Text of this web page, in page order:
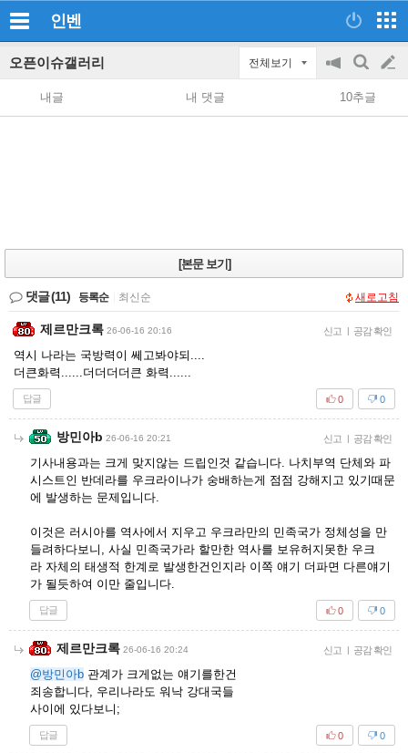
인벤
오픈이슈갤러리 전체보기
공
지
on/off
검
색
글
쓰
내글 내 댓글 10추글
[본문 보기]
댓글(11) 등록순 최신순 새로고침
제르만크록 26-06-16 20:16 신고 | 공감 확인
역시 나라는 국방력이 쎄고봐야되....
더큰화력......더더더더큰 화력......
답글 0
0
방민아b 26-06-16 20:21 신고 | 공감 확인
기사내용과는 크게 맞지않는 드립인것 같습니다. 나치부역 단체와 파
시스트인 반데라를 우크라이나가 숭배하는게 점점 강해지고 있기때문
에 발생하는 문제입니다.
이것은 러시아를 역사에서 지우고 우크라만의 민족국가 정체성을 만
들려하다보니, 사실 민족국가라 할만한 역사를 보유허지못한 우크
라 자체의 태생적 한계로 발생한건인지라 이쪽 얘기 더파면 다른얘기
가 될듯하여 이만 줄입니다.
답글 0
0
제르만크록 26-06-16 20:24 신고 | 공감 확인
@방민아b 관계가 크게없는 얘기를한건
죄송합니다, 우리나라도 워낙 강대국들
사이에 있다보니;
답글 0
0